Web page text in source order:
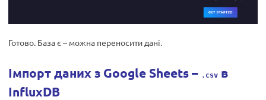
Готово. База є – можна переносити дані.
Імпорт даних з Google Sheets – .csv в
InfluxDB